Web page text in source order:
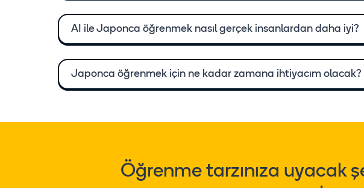
AI ile Japonca öğrenmek nasıl gerçek insanlardan daha iyi?
Japonca öğrenmek için ne kadar zamana ihtiyacım olacak?
Öğrenme tarzınıza uyacak